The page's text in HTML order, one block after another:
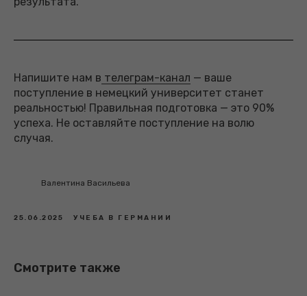
Напишите нам в телеграм-канал — ваше
поступление в немецкий университет станет
реальностью! Правильная подготовка — это 90%
успеха. Не оставляйте поступление на волю
случая.
Валентина Васильева
25.06.2025 УЧЕБА В ГЕРМАНИИ
Смотрите также